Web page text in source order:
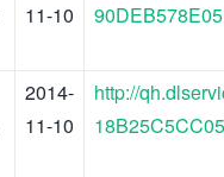
11-10
2014-
11-10
http://